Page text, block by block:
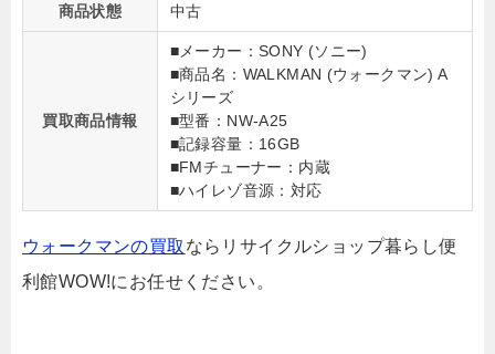
商品状態 中古
買取商品情報
■メーカー：SONY (ソニー)
■商品名：WALKMAN (ウォークマン) A
シリーズ
■型番：NW-A25
■記録容量：16GB
■FMチューナー：内蔵
■ハイレゾ音源：対応
ウォークマンの買取 ならリサイクルショップ暮らし便
利館WOW!にお任せください。